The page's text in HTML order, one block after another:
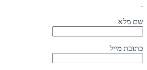
-
שם מלא
כתובת מייל